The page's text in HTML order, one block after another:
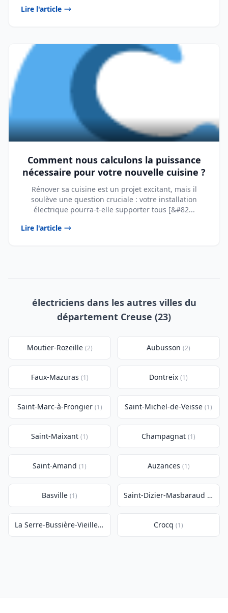
Lire l'article
Comment nous calculons la puissance
nécessaire pour votre nouvelle cuisine ?
Rénover sa cuisine est un projet excitant, mais il
soulève une question cruciale : votre installation
électrique pourra-t-elle supporter tous [&#82...
Lire l'article
électriciens dans les autres villes du
département Creuse (23)
Moutier-Rozeille (2) Aubusson (2)
Faux-Mazuras (1) Dontreix (1)
Saint-Marc-à-Frongier (1) Saint-Michel-de-Veisse (1)
Saint-Maixant (1) Champagnat (1)
Saint-Amand (1) Auzances (1)
Basville (1) Saint-Dizier-Masbaraud (1)
La Serre-Bussière-Vieille
(1) Crocq (1)